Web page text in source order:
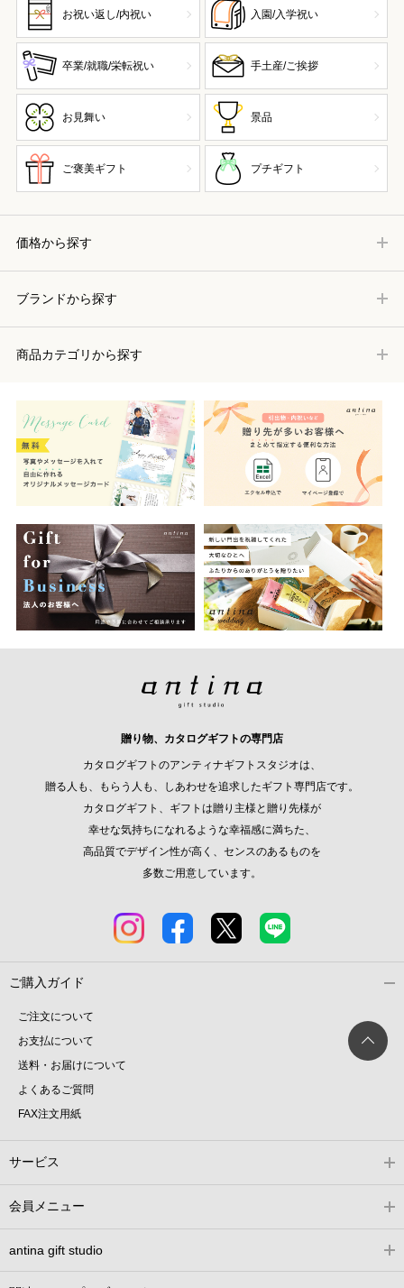
お祝い返し/内祝い 入園/入学祝い
卒業/就職/栄転祝い 手土産/ご挨拶
お見舞い 景品
ご褒美ギフト プチギフト
価格から探す
ブランドから探す
商品カテゴリから探す
贈り物、カタログギフトの専門店
カタログギフトのアンティナギフトスタジオは、
贈る人も、もらう人も、しあわせを追求したギフト専門店です。
カタログギフト、ギフトは贈り主様と贈り先様が
幸せな気持ちになれるような幸福感に満ちた、
高品質でデザイン性が高く、センスのあるものを
多数ご用意しています。
ご購入ガイド
ご注文について
お支払について
送料・お届けについて
よくあるご質問
FAX注文用紙
サービス
会員メニュー
antina gift studio